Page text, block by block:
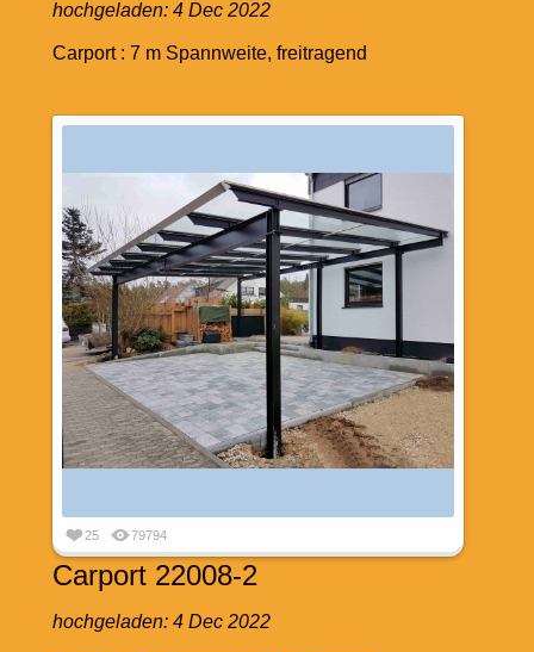
hochgeladen: 4 Dec 2022
Carport : 7 m Spannweite, freitragend
25 79794
Carport 22008-2
hochgeladen: 4 Dec 2022